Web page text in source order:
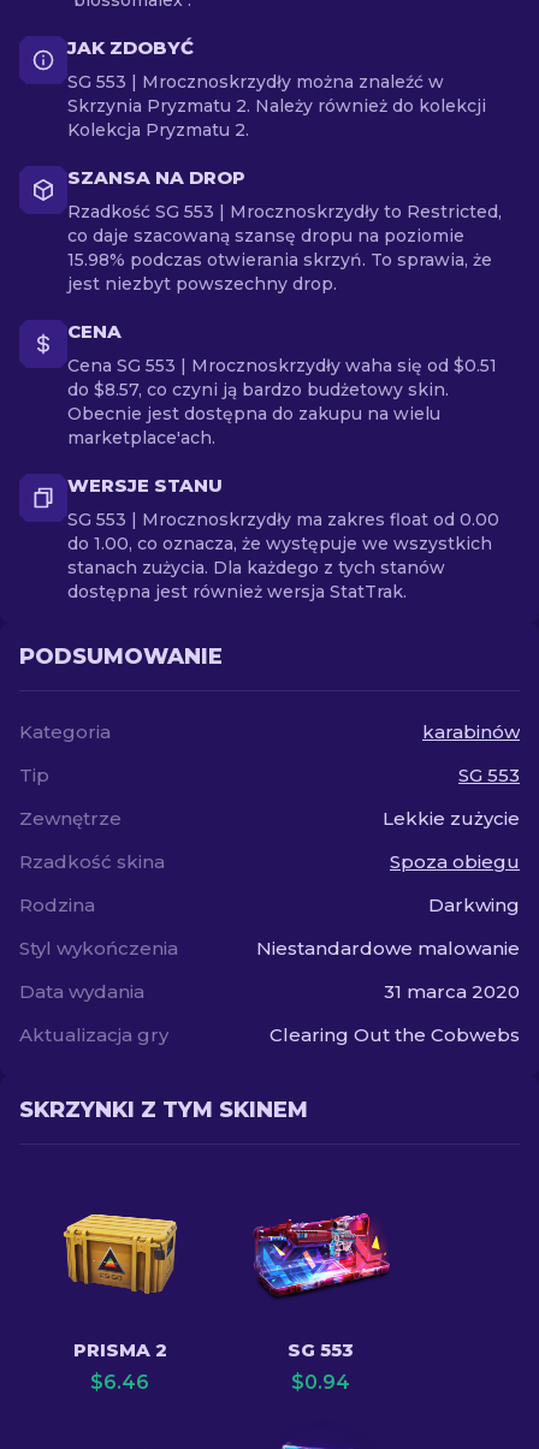
JAK ZDOBYĆ
SG 553 | Mrocznoskrzydły można znaleźć w
Skrzynia Pryzmatu 2. Należy również do kolekcji
Kolekcja Pryzmatu 2.
SZANSA NA DROP
Rzadkość SG 553 | Mrocznoskrzydły to Restricted,
co daje szacowaną szansę dropu na poziomie
15.98% podczas otwierania skrzyń. To sprawia, że
jest niezbyt powszechny drop.
CENA
Cena SG 553 | Mrocznoskrzydły waha się od $0.51
do $8.57, co czyni ją bardzo budżetowy skin.
Obecnie jest dostępna do zakupu na wielu
marketplace'ach.
WERSJE STANU
SG 553 | Mrocznoskrzydły ma zakres float od 0.00
do 1.00, co oznacza, że występuje we wszystkich
stanach zużycia. Dla każdego z tych stanów
dostępna jest również wersja StatTrak.
PODSUMOWANIE
Kategoria
karabinów
Tip
SG 553
Zewnętrze
Lekkie zużycie
Rzadkość skina
Spoza obiegu
Rodzina
Darkwing
Styl wykończenia
Niestandardowe malowanie
Data wydania
31 marca 2020
Aktualizacja gry
Clearing Out the Cobwebs
SKRZYNKI Z TYM SKINEM
PRISMA 2
$6.46
SG 553
$0.94